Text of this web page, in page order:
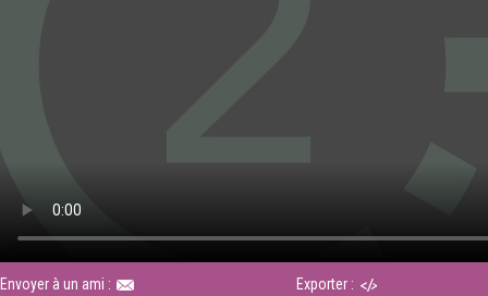
Envoyer à un ami : Exporter :